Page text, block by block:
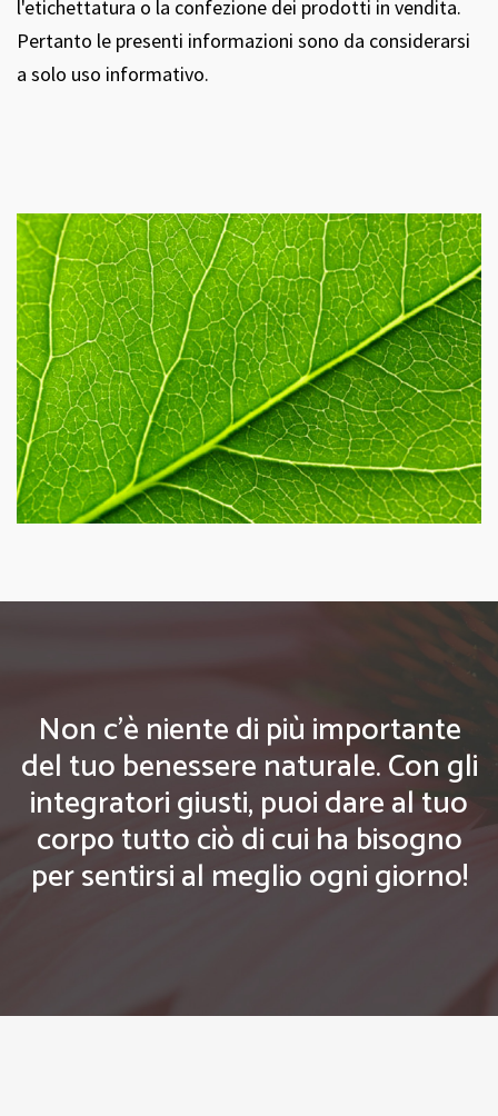
l'etichettatura o la confezione dei prodotti in vendita.
Pertanto le presenti informazioni sono da considerarsi
a solo uso informativo.
Non c'è niente di più importante
del tuo benessere naturale. Con gli
integratori giusti, puoi dare al tuo
corpo tutto ciò di cui ha bisogno
per sentirsi al meglio ogni giorno!